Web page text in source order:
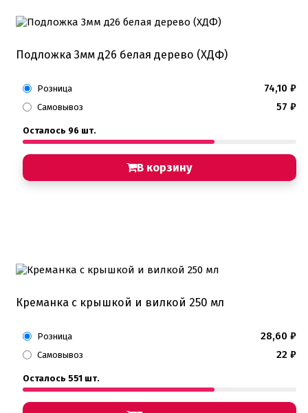
Подложка 3мм д26 белая дерево (ХДФ)
Розница 74,10 ₽
Самовывоз 57 ₽
Осталось 96 шт.
В корзину
Креманка с крышкой и вилкой 250 мл
Розница 28,60 ₽
Самовывоз 22 ₽
Осталось 551 шт.